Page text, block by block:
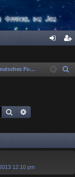
ne cri
Deutsches Forum
c
Rechercher
12:10 pm